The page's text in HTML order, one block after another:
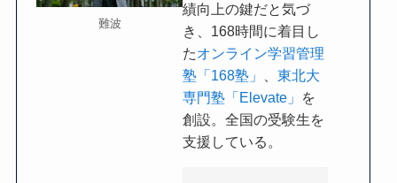
難波
績向上の鍵だと気づ
き、168時間に着目し
たオンライン学習管理
塾「168塾」
東北大
専門塾「Elevate」
を
創設。全国の受験生を
支援している。